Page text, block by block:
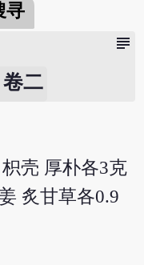
寻
subject
卷二
壳 厚朴各3克
炙甘草各0.9